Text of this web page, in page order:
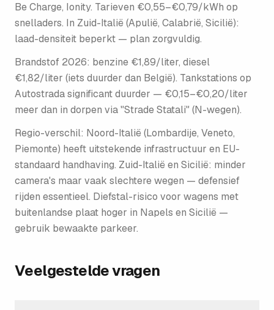
Be Charge, Ionity. Tarieven €0,55–€0,79/kWh op
snelladers. In Zuid-Italië (Apulië, Calabrië, Sicilië):
laad-densiteit beperkt — plan zorgvuldig.
Brandstof 2026: benzine €1,89/liter, diesel
€1,82/liter (iets duurder dan België). Tankstations op
Autostrada significant duurder — €0,15–€0,20/liter
meer dan in dorpen via "Strade Statali" (N-wegen).
Regio-verschil: Noord-Italië (Lombardije, Veneto,
Piemonte) heeft uitstekende infrastructuur en EU-
standaard handhaving. Zuid-Italië en Sicilië: minder
camera's maar vaak slechtere wegen — defensief
rijden essentieel. Diefstal-risico voor wagens met
buitenlandse plaat hoger in Napels en Sicilië —
gebruik bewaakte parkeer.
Veelgestelde vragen